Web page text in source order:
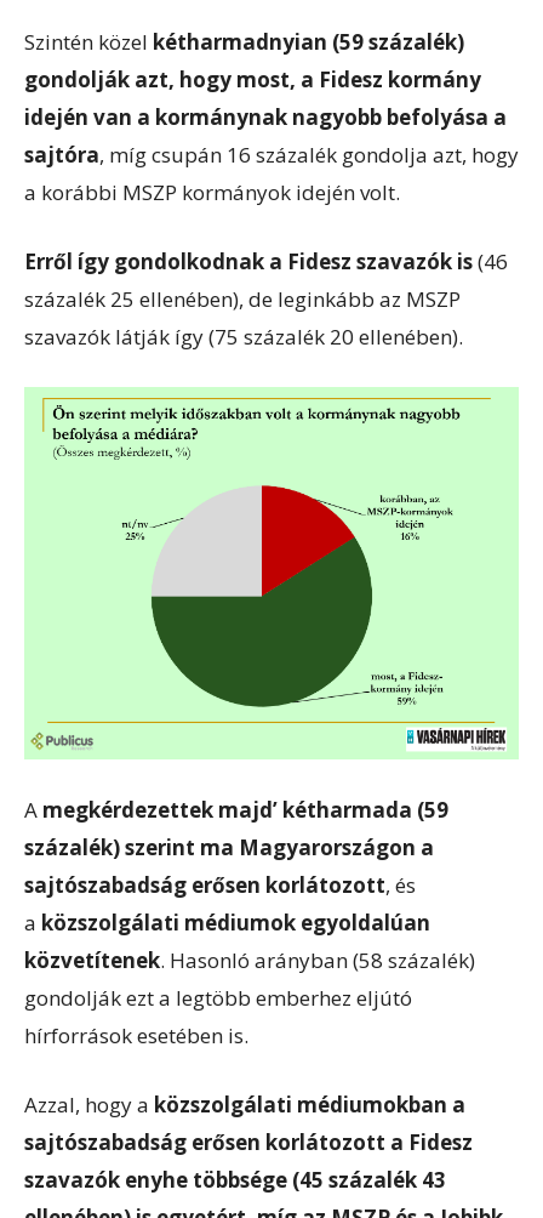
Szintén közel kétharmadnyian (59 százalék)
gondolják azt, hogy most, a Fidesz kormány
idején van a kormánynak nagyobb befolyása a
sajtóra, míg csupán 16 százalék gondolja azt, hogy
a korábbi MSZP kormányok idején volt.
Erről így gondolkodnak a Fidesz szavazók is(46
százalék 25 ellenében), de leginkább az MSZP
szavazók látják így (75 százalék 20 ellenében).
A megkérdezettek majd’ kétharmada (59
százalék) szerint ma Magyarországon a
sajtószabadság erősen korlátozott, és
a közszolgálati médiumok egyoldalúan
közvetítenek. Hasonló arányban (58 százalék)
gondolják ezt a legtöbb emberhez eljútó
hírforrások esetében is.
Azzal, hogy a közszolgálati médiumokban a
sajtószabadság erősen korlátozott a Fidesz
szavazók enyhe többsége (45 százalék 43